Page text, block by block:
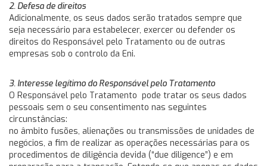
2. Defesa de direitos
Adicionalmente, os seus dados serão tratados sempre que
seja necessário para estabelecer, exercer ou defender os
direitos do Responsável pelo Tratamento ou de outras
empresas sob o controlo da Eni.
3. Interesse legítimo do Responsável pelo Tratamento
O Responsável pelo Tratamento pode tratar os seus dados
pessoais sem o seu consentimento nas seguintes
circunstâncias:
no âmbito fusões, alienações ou transmissões de unidades de
negócios, a fim de realizar as operações necessárias para os
procedimentos de diligência devida (“due diligence”) e em